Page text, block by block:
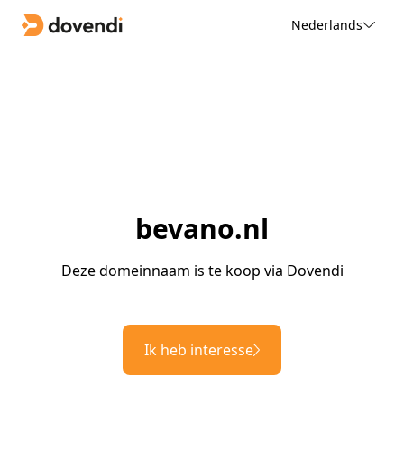
Nederlands
bevano.nl
Deze domeinnaam is te koop via Dovendi
Ik heb interesse